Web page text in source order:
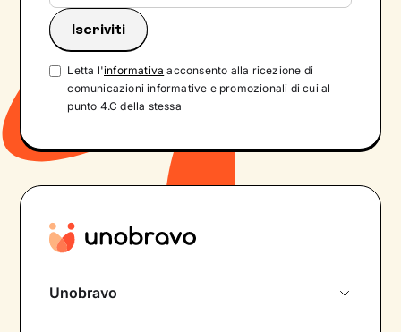
Letta l'informativa acconsento alla ricezione di
comunicazioni informative e promozionali di cui al
punto 4.C della stessa
Unobravo